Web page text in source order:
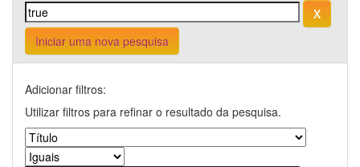
Iniciar uma nova pesquisa
Adicionar filtros:
Utilizar filtros para refinar o resultado da pesquisa.